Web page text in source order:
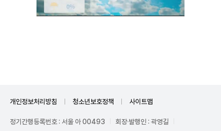
개인정보처리방침 청소년보호정책 사이트맵
정기간행등록번호 : 서울 아 00493
회장·발행인 : 곽영길